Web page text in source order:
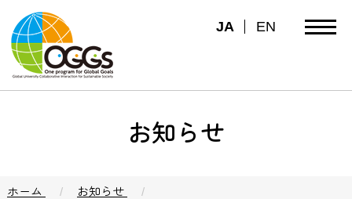
JA EN
お知らせ
ホーム
お知らせ